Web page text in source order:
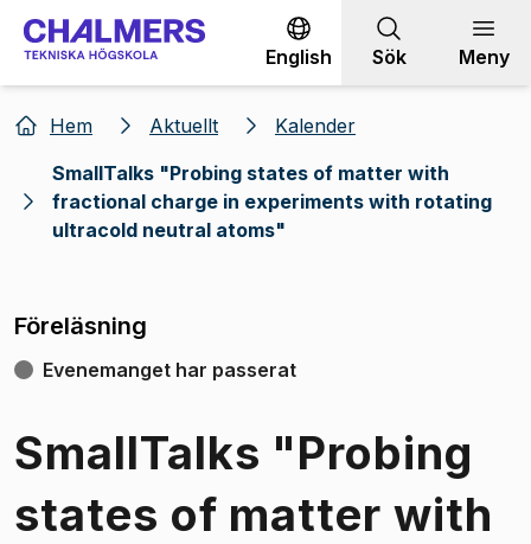
Gå till innehållet
English Sök Meny
Hem Aktuellt
Kalender
SmallTalks "Probing states of matter with
fractional charge in experiments with rotating
ultracold neutral atoms"
Föreläsning
Evenemanget har passerat
SmallTalks "Probing
states of matter with